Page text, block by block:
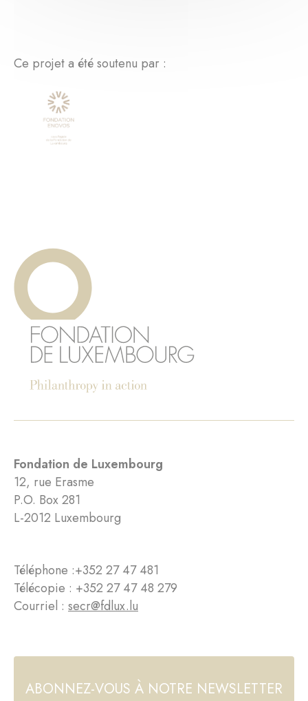
Ce projet a été soutenu par :
Fondation de Luxembourg
12, rue Erasme
P.O. Box 281
L-2012 Luxembourg
Téléphone :+352 27 47 481
Télécopie : +352 27 47 48 279
Courriel : secr@fdlux.lu
ABONNEZ-VOUS À NOTRE NEWSLETTER